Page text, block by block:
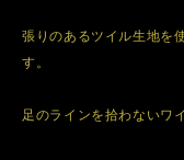
張りのあるツイル生地を
す。
足のラインを拾わないワ